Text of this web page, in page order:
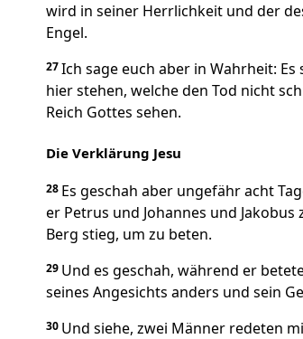
wird in seiner Herrlichkeit und der
Engel.
27Ich sage euch aber in Wahrheit:
hier stehen, welche den Tod nicht
Reich Gottes sehen.
Die Verklärung Jesu
28 Es geschah aber ungefähr acht
er Petrus und Johannes und
Berg stieg, um zu beten.
29 Und es geschah, während er
seines Angesichts anders und sein
30 Und siehe, zwei Männer redeten